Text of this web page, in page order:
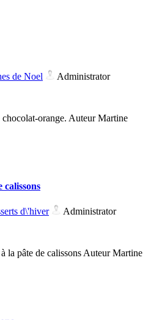
de Noel Administrator
chocolat-orange. Auteur Martine
calissons
d\'hiver Administrator
la pâte de calissons Auteur Martine